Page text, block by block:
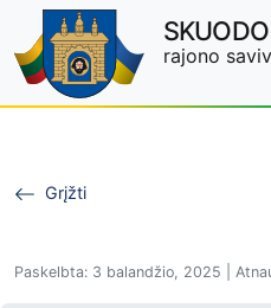
Skip to main content
SKUODO
rajono
Grįžti
Paskelbta: 3 balandžio, 2025 |